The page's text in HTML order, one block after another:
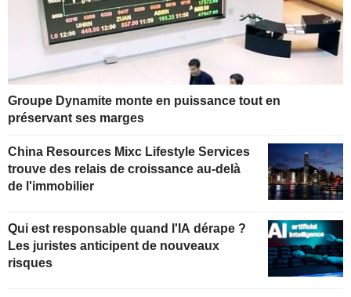
Groupe Dynamite monte en puissance tout en
préservant ses marges
China Resources Mixc Lifestyle Services
trouve des relais de croissance au-delà
de l'immobilier
Qui est responsable quand l'IA dérape ?
Les juristes anticipent de nouveaux
risques